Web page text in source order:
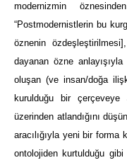
modernizmin
“Postmodernistlerin bu
öznenin
dayanan özne
oluşan (ve insan/doğa
kurulduğu bir çerçeveye
üzerinden atlandığını
aracılığıyla yeni bir
ontolojiden kurtulduğu